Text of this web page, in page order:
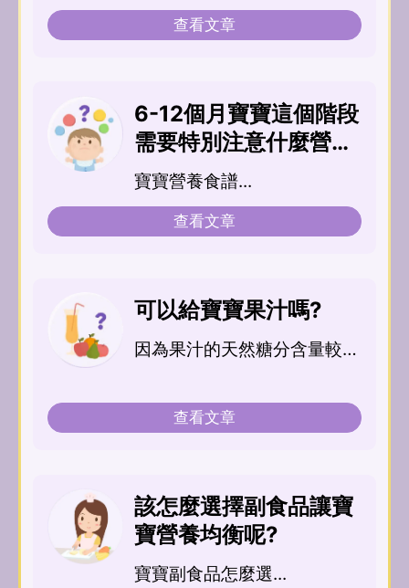
內不建議添...
查看文章
6-12個月寶寶這個階段
需要特別注意什麼營養
素嗎?
寶寶營養食譜...
查看文章
可以給寶寶果汁嗎?
因為果汁的天然糖分含量較
年給予寶寶果汁...
查看文章
該怎麼選擇副食品讓寶
寶營養均衡呢?
寶寶副食品怎麼選...